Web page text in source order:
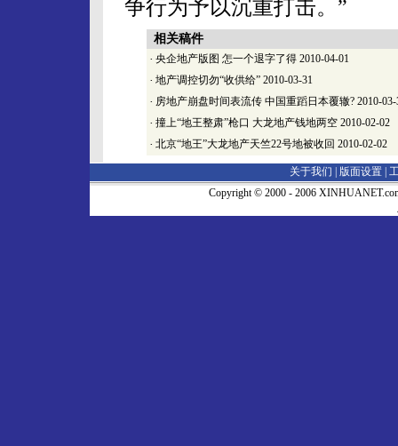
争行为予以沉重打击。”
相关稿件
· 央企地产版图 怎一个退字了得 2010-04-01
· 地产调控切勿“收供给” 2010-03-31
· 房地产崩盘时间表流传 中国重蹈日本覆辙? 2010-03-
· 撞上“地王整肃”枪口 大龙地产钱地两空 2010-02-02
· 北京“地王”大龙地产天竺22号地被收回 2010-02-02
关于我们 | 版面设置
Copyright © 2000 - 2006